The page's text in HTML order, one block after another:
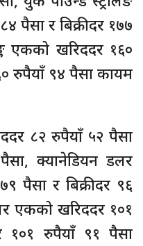
पैसा र बिक्रीदर १७७
एकको खरिददर १६०
रुपैयाँ ९४ पैसा कायम
८२ रुपैयाँ ५२ पैसा
क्यानेडियन डलर
पैसा र बिक्रीदर ९६
एकको खरिददर १०१
१०१ रुपैयाँ ९१ पैसा